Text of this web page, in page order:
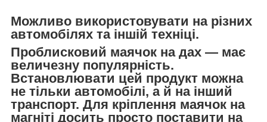
Можливо використовувати на різних
автомобілях та іншій техніці.
Проблисковий маячок на дах — має
величезну популярність.
Встановлювати цей продукт можна
не тільки автомобілі, а й на інший
транспорт. Для кріплення маячок на
магніті досить просто поставити на